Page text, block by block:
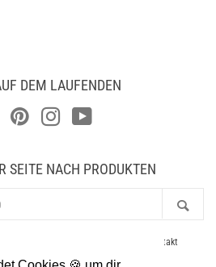
DEM LAUFENDEN
FacebookPinterestInstagramYouTube
SEITE NACH PRODUKTEN
DEN
Kontakt
Presse Suchen Widerruf